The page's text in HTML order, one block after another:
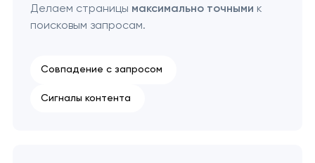
Делаем страницы максимально точными к
поисковым запросам.
Совпадение с запросом
Сигналы контента